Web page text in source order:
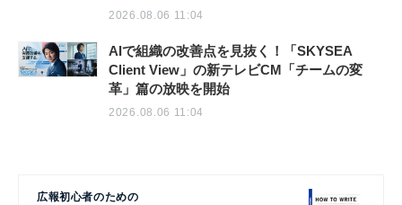
2026.08.06 11:04
AIで組織の改善点を見抜く！「SKYSEA
Client View」の新テレビCM「チームの変
革」篇の放映を開始
2026.08.06 11:04
広報初心者のための